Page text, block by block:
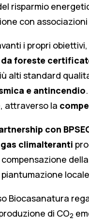
risparmio
con
i propri
foreste
alti standard
e antincendio
attraverso la
con
climalteranti
Biocasanatura
di CO2